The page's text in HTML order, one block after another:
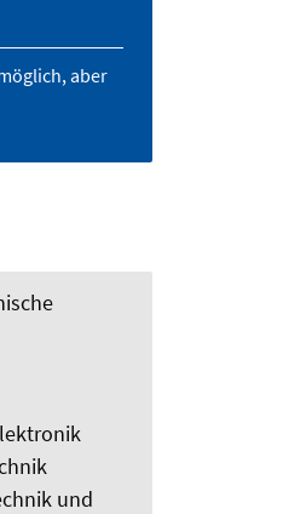
aber
und